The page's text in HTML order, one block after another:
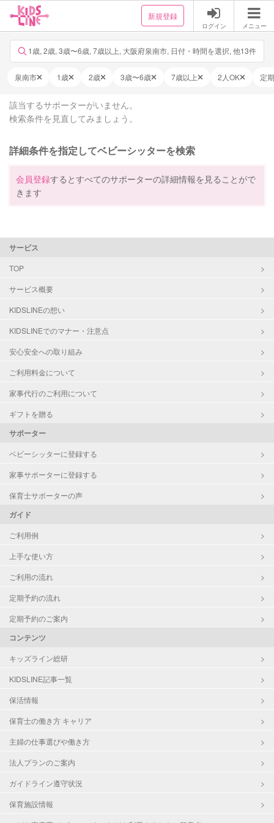
新規登録
ログイン メニュー
1歳, 2歳, 3歳〜6歳, 7歳以上, 大阪府泉南市, 日付・時間を選択, 他13件
泉南市 1歳 2歳 3歳〜6歳 7歳以上 2人OK 定
該当するサポーターがいません。
検索条件を見直してみましょう。
詳細条件を指定してベビーシッターを検索
会員登録するとすべてのサポーターの詳細情報を見ることがで
きます
サービス
TOP
サービス概要
KIDSLINEの想い
KIDSLINEでのマナー・注意点
安心安全への取り組み
ご利用料金について
家事代行のご利用について
ギフトを贈る
サポーター
ベビーシッターに登録する
家事サポーターに登録する
保育士サポーターの声
ガイド
ご利用例
上手な使い方
ご利用の流れ
定期予約の流れ
定期予約のご案内
コンテンツ
キッズライン総研
KIDSLINE記事一覧
保活情報
保育士の働き方 キャリア
主婦の仕事選びや働き方
法人プランのご案内
ガイドライン遵守状況
保育施設情報